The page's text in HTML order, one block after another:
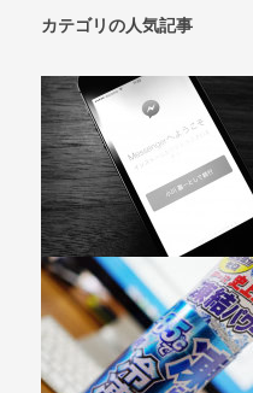
カテゴリの人気記事